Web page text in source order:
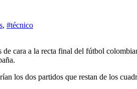
, #técnico
cara a la recta final del fútbol
los dos partidos que restan de los